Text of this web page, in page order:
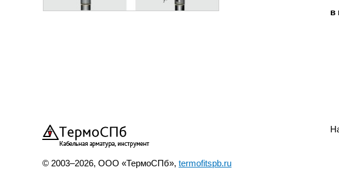
в
© 2003–2026, ООО «ТермоСПб», termofitspb.ru